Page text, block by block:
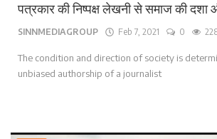
पत्रकार की निष्पक्ष लेखनी से समाज की दशा
SINNMEDIAGROUP Feb 7, 2021 0
The condition and direction of society is
unbiased authorship of a journalist